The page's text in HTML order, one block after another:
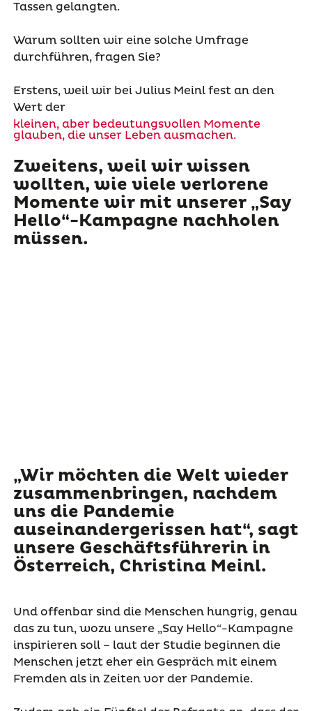
Tassen gelangten.
Warum sollten wir eine solche Umfrage
durchführen, fragen Sie?
Erstens, weil wir bei Julius Meinl fest an den
Wert der
kleinen, aber bedeutungsvollen Momente
glauben, die unser Leben ausmachen.
Zweitens, weil wir wissen
wollten, wie viele verlorene
Momente wir mit unserer „Say
Hello“-Kampagne nachholen
müssen.
„Wir möchten die Welt wieder
zusammenbringen, nachdem
uns die Pandemie
auseinandergerissen hat“, sagt
unsere Geschäftsführerin in
Österreich, Christina Meinl.
Und offenbar sind die Menschen hungrig, genau
das zu tun, wozu unsere „Say Hello“-Kampagne
inspirieren soll – laut der Studie beginnen die
Menschen jetzt eher ein Gespräch mit einem
Fremden als in Zeiten vor der Pandemie.